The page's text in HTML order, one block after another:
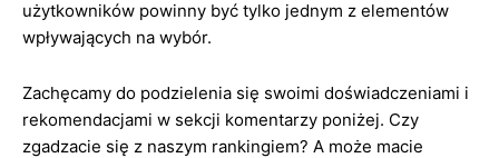
użytkowników powinny być tylko jednym z elementów
wpływających na wybór.
Zachęcamy do podzielenia się swoimi doświadczeniami i
rekomendacjami w sekcji komentarzy poniżej. Czy
zgadzacie się z naszym rankingiem? A może macie